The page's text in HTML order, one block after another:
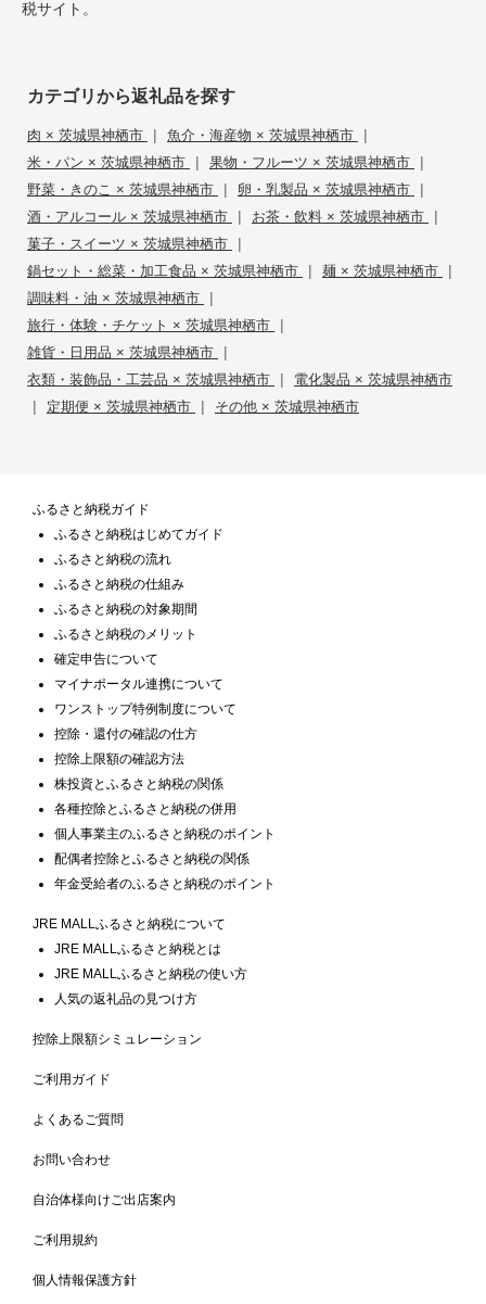
税サイト。
カテゴリから返礼品を探す
肉 × 茨城県神栖市 | 魚介・海産物 × 茨城県神栖市 |
米・パン × 茨城県神栖市 | 果物・フルーツ × 茨城県神栖市 |
野菜・きのこ × 茨城県神栖市 | 卵・乳製品 × 茨城県神栖市 |
酒・アルコール × 茨城県神栖市 | お茶・飲料 × 茨城県神栖市 |
菓子・スイーツ × 茨城県神栖市 |
鍋セット・総菜・加工食品 × 茨城県神栖市 | 麺 × 茨城県神栖市 |
調味料・油 × 茨城県神栖市 |
旅行・体験・チケット × 茨城県神栖市 |
雑貨・日用品 × 茨城県神栖市 |
衣類・装飾品・工芸品 × 茨城県神栖市 | 電化製品 × 茨城県神栖市
| 定期便 × 茨城県神栖市 | その他 × 茨城県神栖市
ふるさと納税ガイド
ふるさと納税はじめてガイド
ふるさと納税の流れ
ふるさと納税の仕組み
ふるさと納税の対象期間
ふるさと納税のメリット
確定申告について
マイナポータル連携について
ワンストップ特例制度について
控除・還付の確認の仕方
控除上限額の確認方法
株投資とふるさと納税の関係
各種控除とふるさと納税の併用
個人事業主のふるさと納税のポイント
配偶者控除とふるさと納税の関係
年金受給者のふるさと納税のポイント
JRE MALLふるさと納税について
JRE MALLふるさと納税とは
JRE MALLふるさと納税の使い方
人気の返礼品の見つけ方
控除上限額シミュレーション
ご利用ガイド
よくあるご質問
お問い合わせ
自治体様向けご出店案内
ご利用規約
個人情報保護方針